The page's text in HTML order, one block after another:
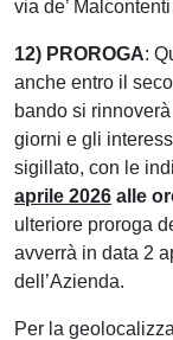
via de’
12) PROROGA:
anche entro il
bando si
giorni e gli
sigillato, con le
aprile 2026 alle
ulteriore proroga
avverrà in data 2
dell’Azienda.
Per la